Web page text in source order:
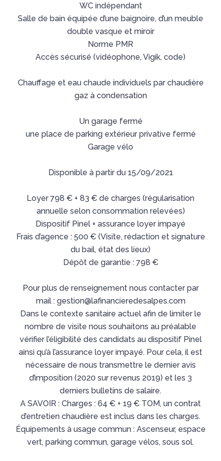
WC indépendant
Salle de bain équipée d’une baignoire, d’un meuble
double vasque et miroir
Norme PMR
Accès sécurisé (vidéophone, Vigik, code)
Chauffage et eau chaude individuels par chaudière
gaz à condensation
Un garage fermé
une place de parking extérieur privative fermé
Garage vélo
Disponible à partir du 15/09/2021
Loyer 798 € + 83 € de charges (régularisation
annuelle selon consommation relevées)
Dispositif Pinel + assurance loyer impayé
Frais d’agence : 500 € (Visite, rédaction et signature
du bail, état des lieux)
Dépôt de garantie : 798 €
Pour plus de renseignement nous contacter par
mail : gestion@lafinancieredesalpes.com
Dans le contexte sanitaire actuel afin de limiter le
nombre de visite nous souhaitons au préalable
vérifier l’éligibilité des candidats au dispositif Pinel
ainsi qu’à l’assurance loyer impayé. Pour cela, il est
nécessaire de nous transmettre le dernier avis
d’imposition (2020 sur revenus 2019) et les 3
derniers bulletins de salaire.
A SAVOIR : Charges : 64 € + 19 € TOM, un contrat
d’entretien chaudière est inclus dans les charges.
Équipements à usage commun : Ascenseur, espace
vert, parking commun, garage vélos, sous sol.